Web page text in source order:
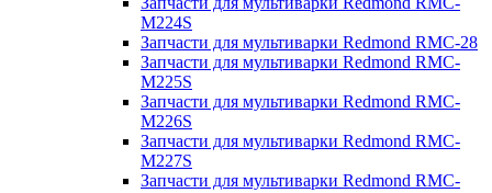
M224S
Запчасти для мультиварки Redmond RMC-28
Запчасти для мультиварки Redmond RMC-
M225S
Запчасти для мультиварки Redmond RMC-
M226S
Запчасти для мультиварки Redmond RMC-
M227S
Запчасти для мультиварки Redmond RMC-